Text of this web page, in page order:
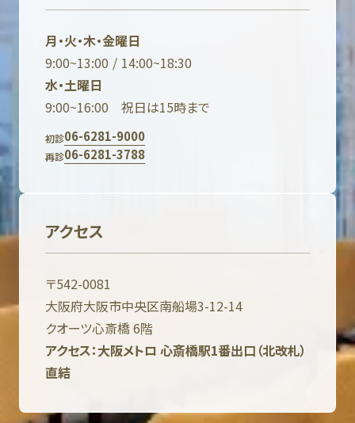
月・火・木・金曜日
9:00~13:00 / 14:00~18:30
水・土曜日
9:00~16:00 祝日は15時まで
初診06-6281-9000
再診06-6281-3788
アクセス
〒542-0081
大阪府大阪市中央区南船場3-12-14
クオーツ心斎橋 6階
アクセス：大阪メトロ 心斎橋駅1番出口（北改札）
直結